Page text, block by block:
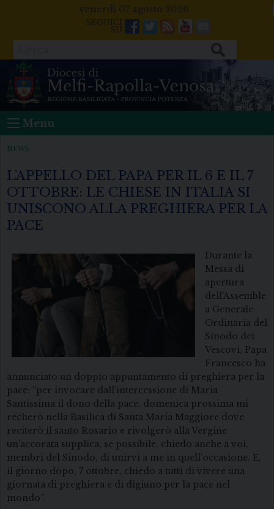
venerdì 07 agosto 2026
Facebook
Twitter
FeedsYoutube
Mail
Menu
NEWS
L’APPELLO DEL PAPA PER IL 6 E IL 7
OTTOBRE: LE CHIESE IN ITALIA SI
UNISCONO ALLA PREGHIERA PER LA
PACE
Durante la
Messa di
apertura
dell’Assemble
a Generale
Ordinaria del
Sinodo dei
Vescovi, Papa
Francesco ha
annunciato un doppio appuntamento di preghiera per la
pace: “per invocare dall’intercessione di Maria
Santissima il dono della pace, domenica prossima mi
recherò nella Basilica di Santa Maria Maggiore dove
reciterò il santo Rosario e rivolgerò alla Vergine
un’accorata supplica; se possibile, chiedo anche a voi,
membri del Sinodo, di unirvi a me in quell’occasione. E,
il giorno dopo, 7 ottobre, chiedo a tutti di vivere una
giornata di preghiera e di digiuno per la pace nel
mondo”.